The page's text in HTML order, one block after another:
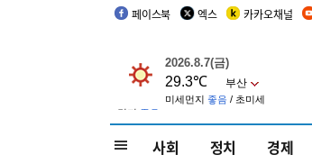
페이스북 엑스 카카오채널
사회 정치 경제